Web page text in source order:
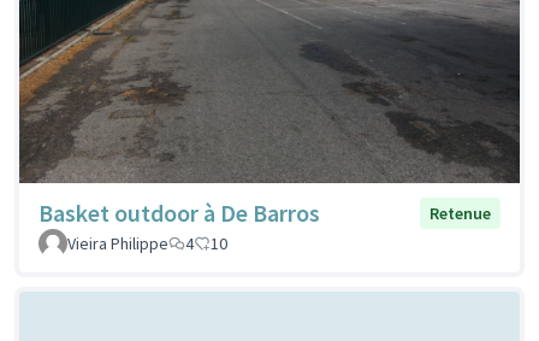
Basket outdoor à De Barros
Retenue
Vieira Philippe
4 10